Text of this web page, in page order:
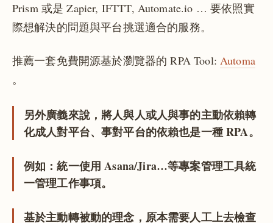
Prism 或是 Zapier, IFTTT, Automate.io … 要依照實
際想解決的問題與平台挑選適合的服務。
推薦一套免費開源基於瀏覽器的 RPA Tool:Automa
。
另外廣義來說，將人與人或人與事的主動依賴轉
化成人對平台、事對平台的依賴也是一種 RPA。
例如：統一使用 Asana/Jira…等專案管理工具統
一管理工作事項。
基於主動轉被動的理念，原本需要人工上去檢查